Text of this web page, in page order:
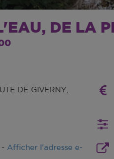
DE LA
DE GIVERNY,
- Afficher l'adresse e-